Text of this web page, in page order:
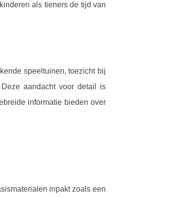
als tieners de tijd van
speeltuinen, toezicht bij
aandacht voor detail is
informatie bieden over
inpakt zoals een